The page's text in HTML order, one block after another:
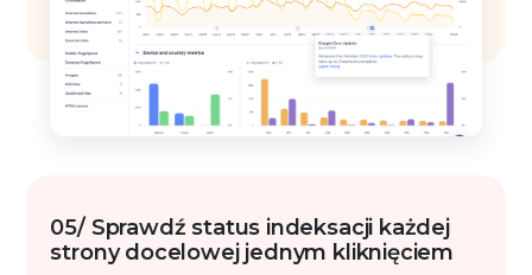
05/ Sprawdź status indeksacji każdej
strony docelowej jednym kliknięciem